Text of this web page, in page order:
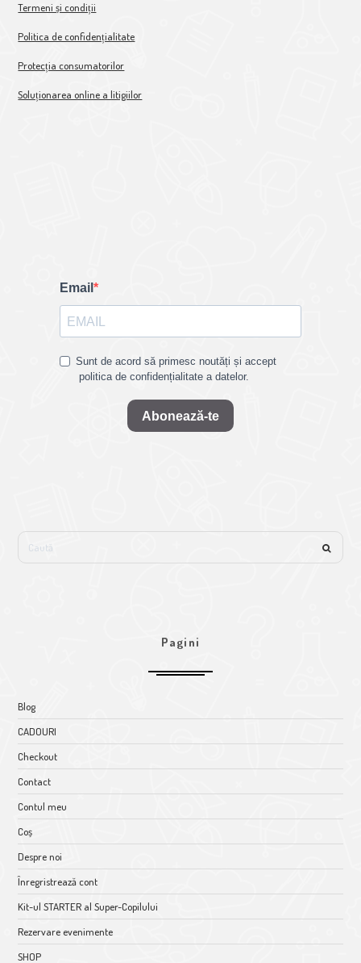
Termeni și condiții
Politica de confidențialitate
Protecția consumatorilor
Soluționarea online a litigiilor
Email
Sunt de acord să primesc noutăți și accept
politica de confidențialitate a datelor.
Abonează-te
Pagini
Blog
CADOURI
Checkout
Contact
Contul meu
Coș
Despre noi
Înregristrează cont
Kit-ul STARTER al Super-Copilului
Rezervare evenimente
SHOP